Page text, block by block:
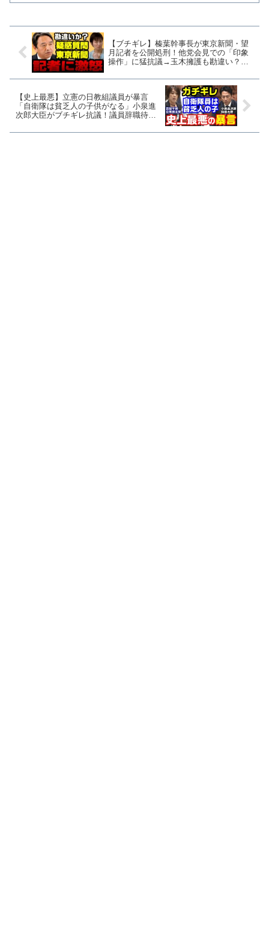
【ブチギレ】榛葉幹事長が東京新聞・望
月記者を公開処刑！他党会見での「印象
操作」に猛抗議→玉木擁護も勘違い？
【史上最悪】立憲の日教組議員が暴言
「自衛隊は貧乏人の子供がなる」小泉進
次郎大臣がブチギレ抗議！議員辞職待っ